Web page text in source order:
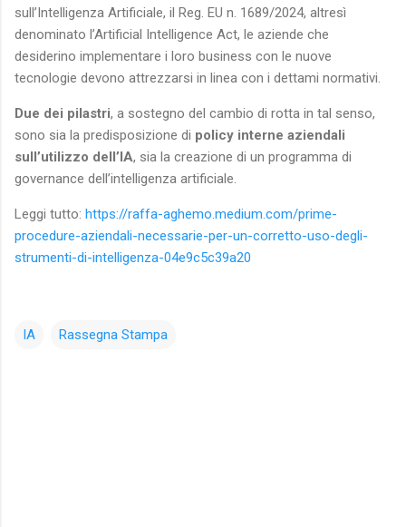
sull’Intelligenza Artificiale, il Reg. EU n. 1689/2024, altresì
denominato l’Artificial Intelligence Act, le aziende che
desiderino implementare i loro business con le nuove
tecnologie devono attrezzarsi in linea con i dettami normativi.
Due dei pilastri, a sostegno del cambio di rotta in tal senso,
sono sia la predisposizione di policy interne aziendali
sull’utilizzo dell’IA, sia la creazione di un programma di
governance dell’intelligenza artificiale.
Leggi tutto: https://raffa-aghemo.medium.com/prime-
procedure-aziendali-necessarie-per-un-corretto-uso-degli-
strumenti-di-intelligenza-04e9c5c39a20
IA Rassegna Stampa